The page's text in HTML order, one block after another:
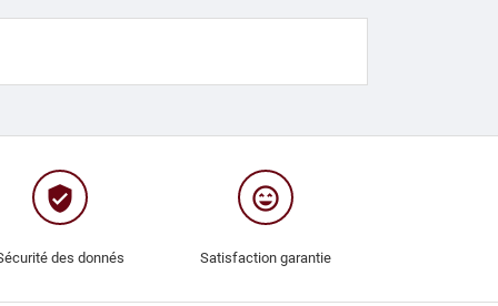
verified_user
des donnés
sentiment_very_satisfied
Satisfaction garantie